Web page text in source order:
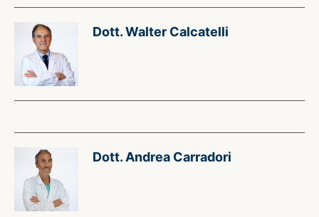
Dott. Walter Calcatelli
Dott. Andrea Carradori